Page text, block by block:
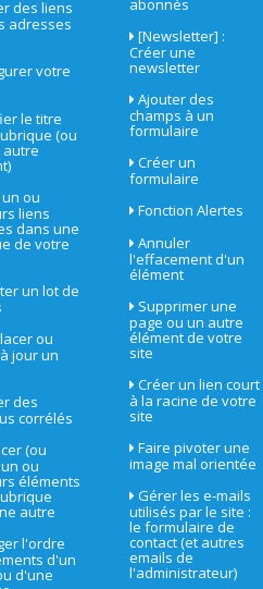
des liens
adresses
votre
le titre
(ou
ou
liens
dans une
de votre
un lot de
ou
jour un
des
corrélés
(ou
ou
éléments
autre
l'ordre
d'un
d'une
abonnés
[Newsletter] :
Créer une
newsletter
Ajouter des
champs à un
formulaire
Créer un
formulaire
Fonction Alertes
Annuler
l'effacement d'un
élément
Supprimer une
page ou un autre
élément de votre
site
Créer un lien court
à la racine de votre
site
Faire pivoter une
image mal orientée
Gérer les e-mails
utilisés par le site :
le formulaire de
contact (et autres
emails de
l'administrateur)